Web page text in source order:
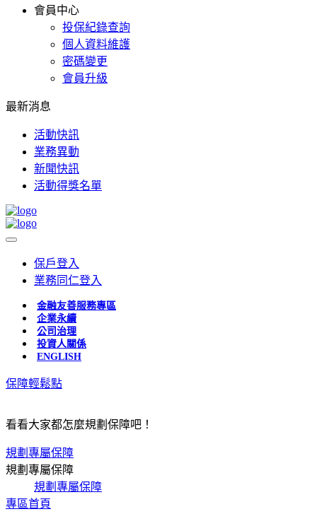
會員中心
投保紀錄查詢
個人資料維護
密碼變更
會員升級
最新消息
活動快訊
業務異動
新聞快訊
活動得獎名單
保戶登入
業務同仁登入
金融友善服務專區
企業永續
公司治理
投資人關係
ENGLISH
保障輕鬆點
看看大家都怎麼規劃保障吧！
規劃專屬保障
規劃專屬保障
規劃專屬保障
專區首頁